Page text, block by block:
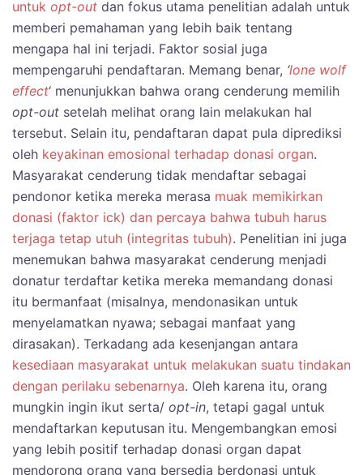
untuk opt-out dan fokus utama penelitian adalah untuk
memberi pemahaman yang lebih baik tentang
mengapa hal ini terjadi. Faktor sosial juga
mempengaruhi pendaftaran. Memang benar, ‘lone wolf
effect‘ menunjukkan bahwa orang cenderung memilih
opt-out setelah melihat orang lain melakukan hal
tersebut. Selain itu, pendaftaran dapat pula diprediksi
oleh keyakinan emosional terhadap donasi organ.
Masyarakat cenderung tidak mendaftar sebagai
pendonor ketika mereka merasa muak memikirkan
donasi (faktor ick) dan percaya bahwa tubuh harus
terjaga tetap utuh (integritas tubuh). Penelitian ini juga
menemukan bahwa masyarakat cenderung menjadi
donatur terdaftar ketika mereka memandang donasi
itu bermanfaat (misalnya, mendonasikan untuk
menyelamatkan nyawa; sebagai manfaat yang
dirasakan). Terkadang ada kesenjangan antara
kesediaan masyarakat untuk melakukan suatu tindakan
dengan perilaku sebenarnya. Oleh karena itu, orang
mungkin ingin ikut serta/ opt-in, tetapi gagal untuk
mendaftarkan keputusan itu. Mengembangkan emosi
yang lebih positif terhadap donasi organ dapat
mendorong orang yang bersedia berdonasi untuk